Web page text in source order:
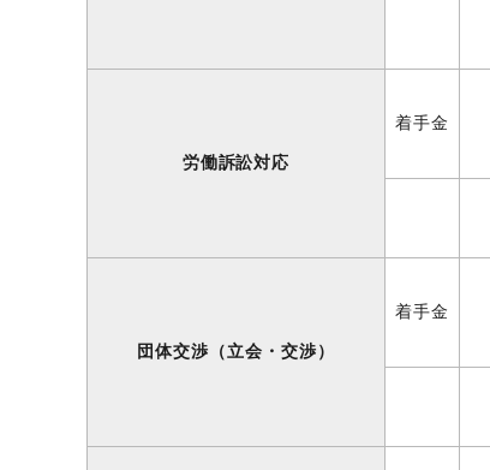
労働訴訟対応
着手金
団体交渉（立会・交渉）
着手金